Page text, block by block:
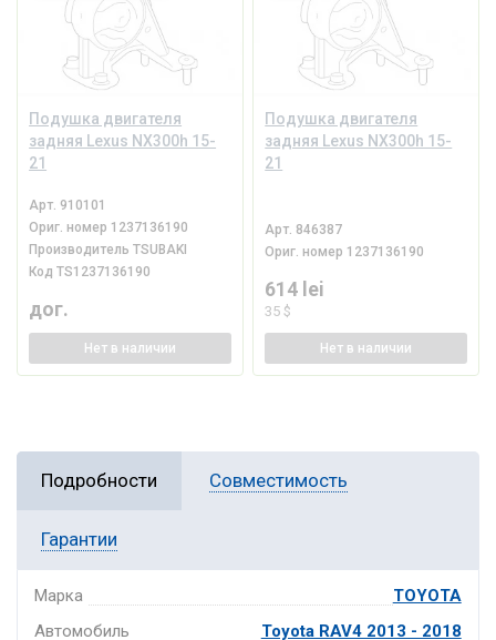
Подушка двигателя
задняя Lexus NX300h 15-
21
Арт. 910101
Ориг. номер 1237136190
ПроизводительTSUBAKI
КодTS1237136190
дог.
Нет в наличии
Подушка двигателя
задняя Lexus NX300h 15-
21
Арт. 846387
Ориг. номер 1237136190
614 lei
35 $
Нет в наличии
Подробности Совместимость
Гарантии
Марка
TOYOTA
Автомобиль
Toyota RAV4 2013 - 2018